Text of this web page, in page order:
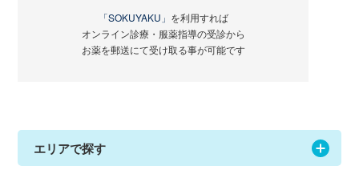
「SOKUYAKU」 を利用すれば
オンライン診療・服薬指導の受診から
お薬を郵送にて受け取る事が可能です
エリアで探す